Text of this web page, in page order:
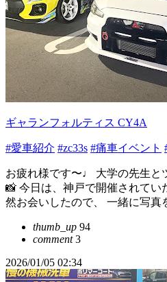
ギャランフォルティス CY4A
#愛車紹介 #zc33s #痛車イベント
お疲れ様です〜♩ 大学の先生と
📸 今日は、神戸で開催されてい
然お会いしたので、 一緒に写真
thumb_up 94
comment3
2026/01/05 02:34